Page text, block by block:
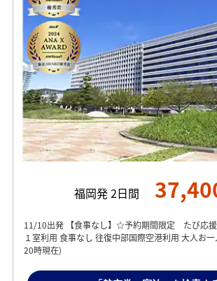
福岡発 2日間
11/10出発 【食事なし】☆予約期間限定 たび応
１室利用 食事なし 往復中部国際空港利用 大人お
20時現在)